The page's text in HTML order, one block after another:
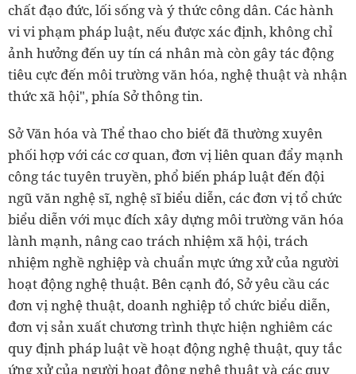
chất đạo đức, lối sống và ý thức công dân. Các hành
vi vi phạm pháp luật, nếu được xác định, không chỉ
ảnh hưởng đến uy tín cá nhân mà còn gây tác động
tiêu cực đến môi trường văn hóa, nghệ thuật và nhận
thức xã hội", phía Sở thông tin.
Sở Văn hóa và Thể thao cho biết đã thường xuyên
phối hợp với các cơ quan, đơn vị liên quan đẩy mạnh
công tác tuyên truyền, phổ biến pháp luật đến đội
ngũ văn nghệ sĩ, nghệ sĩ biểu diễn, các đơn vị tổ chức
biểu diễn với mục đích xây dựng môi trường văn hóa
lành mạnh, nâng cao trách nhiệm xã hội, trách
nhiệm nghề nghiệp và chuẩn mực ứng xử của người
hoạt động nghệ thuật. Bên cạnh đó, Sở yêu cầu các
đơn vị nghệ thuật, doanh nghiệp tổ chức biểu diễn,
đơn vị sản xuất chương trình thực hiện nghiêm các
quy định pháp luật về hoạt động nghệ thuật, quy tắc
ứng xử của người hoạt động nghệ thuật và các quy